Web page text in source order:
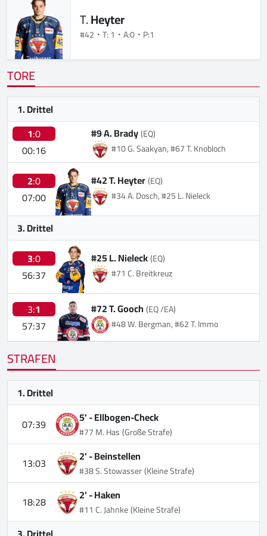
T.Heyter
#42 T: 1 A:0 P:1
TORE
1. Drittel
1:0
00:16
#9 A. Brady(EQ)
#10 G. Saakyan, #67 T. Knobloch
2:0
07:00
#42 T. Heyter(EQ)
#34 A. Dosch, #25 L. Nieleck
3. Drittel
3:0
56:37
#25 L. Nieleck(EQ)
#71 C. Breitkreuz
3:1
57:37
#72 T. Gooch(EQ /EA)
#48 W. Bergman, #62 T. Immo
STRAFEN
1. Drittel
07:39
5' -Ellbogen-Check
#77 M. Has(Große Strafe)
13:03 2' -Beinstellen
#38 S. Stowasser(Kleine Strafe)
18:28 2' -Haken
#11 C. Jahnke(Kleine Strafe)